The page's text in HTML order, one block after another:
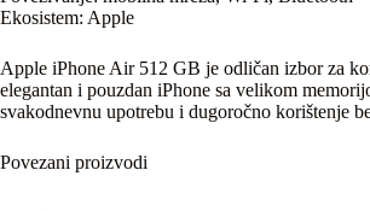
Ekosistem: Apple
Apple iPhone Air 512 GB je odličan izbor za
elegantan i pouzdan iPhone sa velikom
svakodnevnu upotrebu i dugoročno korištenje
Povezani proizvodi